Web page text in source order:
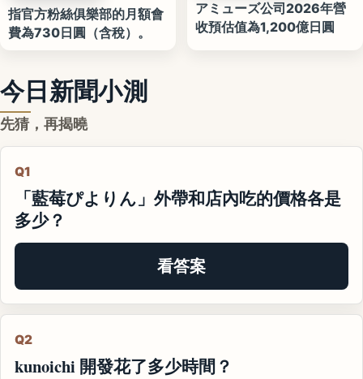
指官方粉絲俱樂部的月額會
費為730日圓（含稅）。
アミューズ公司2026年營
收預估值為1,200億日圓
今日新聞小測
先猜，再揭曉
Q1
「藍莓ぴよりん」外帶和店內吃的價格各是
多少？
看答案
Q2
kunoichi 開發花了多少時間？